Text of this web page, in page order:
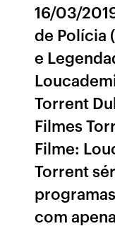
16/03/
de Polícia
e
Torrent
Filmes
Filme:
Torrent
com